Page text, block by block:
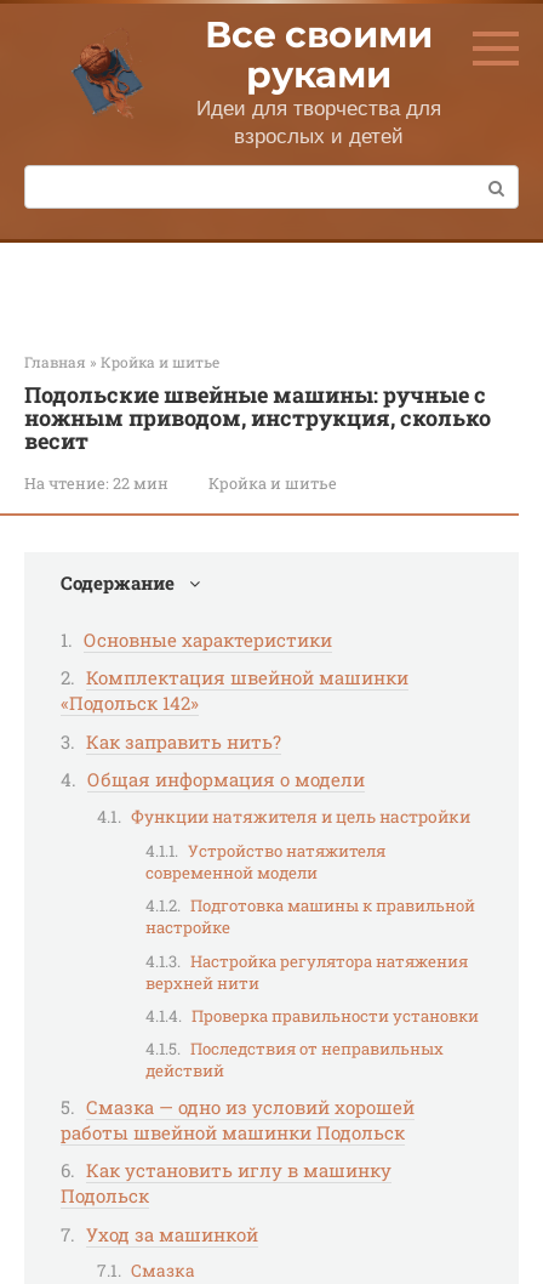
Перейти
контенту
Все своими
руками
Идеи для творчества для
взрослых и детей
Поиск:
Главная » Кройка и шитье
Подольские швейные машины: ручные с
ножным приводом, инструкция, сколько
весит
На чтение: 22 мин Кройка и шитье
Содержание
Основные характеристики
Комплектация швейной машинки
«Подольск 142»
Как заправить нить?
Общая информация о модели
Функции натяжителя и цель настройки
Устройство натяжителя
современной модели
Подготовка машины к правильной
настройке
Настройка регулятора натяжения
верхней нити
Проверка правильности установки
Последствия от неправильных
действий
Смазка — одно из условий хорошей
работы швейной машинки Подольск
Как установить иглу в машинку
Подольск
Уход за машинкой
Смазка